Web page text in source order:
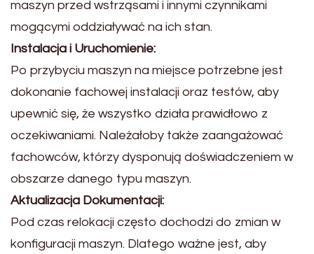
maszyn przed wstrząsami i innymi czynnikami
mogącymi oddziaływać na ich stan.
Instalacja i Uruchomienie:
Po przybyciu maszyn na miejsce potrzebne jest
dokonanie fachowej instalacji oraz testów, aby
upewnić się, że wszystko działa prawidłowo z
oczekiwaniami. Należałoby także zaangażować
fachowców, którzy dysponują doświadczeniem w
obszarze danego typu maszyn.
Aktualizacja Dokumentacji:
Pod czas relokacji często dochodzi do zmian w
konfiguracji maszyn. Dlatego ważne jest, aby